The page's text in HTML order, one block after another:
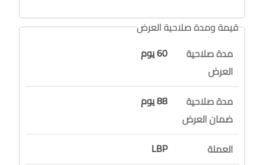
قيمة ومدة صلاحية العرض
مدة صلاحية
العرض
60 يوم
مدة صلاحية
ضمان العرض
88 يوم
العملة
LBP